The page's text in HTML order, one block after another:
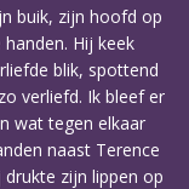
buik, zijn hoofd op
Hij keek
blik, spottend
verliefd. Ik bleef er
wat tegen elkaar
naast Terence
zijn lippen op